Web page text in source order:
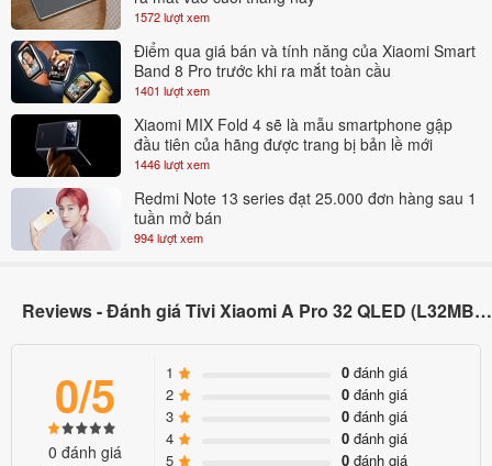
YouTube, Netflix, Prime Video hoặc Spotify. Ngoài ra, Google
Assistant tích hợp giúp điều khiển tivi bằng giọng nói tiếng Việt,
mang lại sự tiện lợi trong quá trình sử dụng.
Về hiệu năng, Xiaomi A65sử dụng bộ xử lý lõi tứ Cortex-A55
kết hợp GPU Mali-G52, đi kèm RAM 2GB và bộ nhớ trong 8GB.
Đây là cấu hình đủ đáp ứng tốt các nhu cầu giải trí phổ biến như
xem phim, lướt ứng dụng, chiếu màn hình điện thoại hoặc chơi
game nhẹ. Trải nghiệm sử dụng nhìn chung ổn định trong tầm
Khả năng kết nối của tivi cũng rất đầy đủ và hiện đại. Sản phẩm
hỗ trợ 3 cổng HDMI (có eARC và ALLM), USB, LAN, AV và cổng
quang Optical. Ngoài ra, kết nối không dây gồm Wi-Fi băng tần
kép và Bluetooth 5.0 giúp dễ dàng kết nối với loa, tai nghe hoặc
tay cầm chơi game. Tivi cũng tích hợp Chromecast và Apple
1572 lượt xem
Điểm qua giá bán và tính năng của Xiaomi Smart
Band 8 Pro trước khi ra mắt toàn cầu
1401 lượt xem
Xiaomi MIX Fold 4 sẽ là mẫu smartphone gập
đầu tiên của hãng được trang bị bản lề mới
1446 lượt xem
Redmi Note 13 series đạt 25.000 đơn hàng sau 1
tuần mở bán
994 lượt xem
Reviews - Đánh giá Tivi Xiaomi A Pro 32 QLED (L32MB-APSEA) 2026
0/5
0 đánh giá
1 0đánh giá
2
0đánh giá
3
0đánh giá
4
0đánh giá
5
0đánh giá